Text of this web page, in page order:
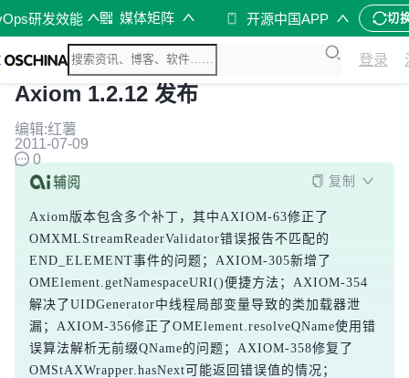
研发效能 媒体矩阵 开源中国APP 切
登录
Axiom 1.2.12 发布
编辑:红薯
2011-07-09
0
复制
Axiom版本包含多个补丁，其中AXIOM-63修正了
OMXMLStreamReaderValidator错误报告不匹配的
END_ELEMENT事件的问题；AXIOM-305新增了
OMElement.getNamespaceURI()便捷方法；AXIOM-354
解决了UIDGenerator中线程局部变量导致的类加载器泄
漏；AXIOM-356修正了OMElement.resolveQName使用错
误算法解析无前缀QName的问题；AXIOM-358修复了
OMStAXWrapper.hasNext可能返回错误值的情况；